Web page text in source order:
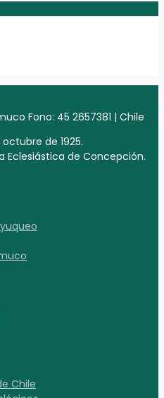
Fono: 45 2657381 | Chile
octubre de 1925.
Eclesiástica de Concepción.
Chile